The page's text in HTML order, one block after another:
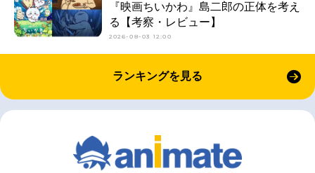
『映画ちいかわ』島二郎の正体を考え
る【考察・レビュー】
2026-08-03 12:00
ランキングを見る